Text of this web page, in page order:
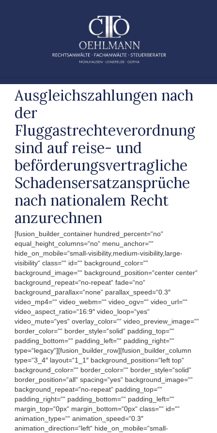
Ausgleichszahlungen nach
der
Fluggastrechteverordnung
sind auf reise- und
beförderungsvertragliche
Schadensersatzansprüche
nach nationalem Recht
anzurechnen
[fusion_builder_container hundred_percent=“no“
equal_height_columns=“no“ menu_anchor=““
hide_on_mobile=“small-visibility,medium-visibility,large-
visibility“ class=““ id=““ background_color=““
background_image=““ background_position=“center center“
background_repeat=“no-repeat“ fade=“no“
background_parallax=“none“ parallax_speed=“0.3″
video_mp4=““ video_webm=““ video_ogv=““ video_url=““
video_aspect_ratio=“16:9″ video_loop=“yes“
video_mute=“yes“ overlay_color=““ video_preview_image=““
border_color=““ border_style=“solid“ padding_top=““
padding_bottom=““ padding_left=““ padding_right=““
type=“legacy“][fusion_builder_row][fusion_builder_column
type=“3_4″ layout=“1_1″ background_position=“left top“
background_color=““ border_color=““ border_style=“solid“
border_position=“all“ spacing=“yes“ background_image=““
background_repeat=“no-repeat“ padding_top=““
padding_right=““ padding_bottom=““ padding_left=““
margin_top=“0px“ margin_bottom=“0px“ class=““ id=““
animation_type=““ animation_speed=“0.3″
animation_direction=“left“ hide_on_mobile=“small-